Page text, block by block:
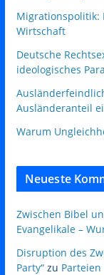
Migrationspolitik:
Wirtschaft
Deutsche
ideologisches
Ausländeranteil
Warum
Neueste
Zwischen Bibel
Evangelikale –
Disruption des
Party“zu